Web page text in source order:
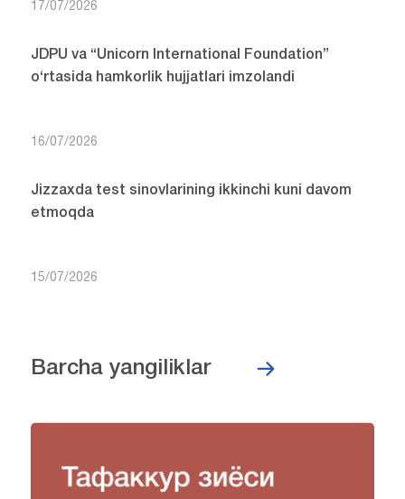
17/07/2026
JDPU va “Unicorn International Foundation”
o‘rtasida hamkorlik hujjatlari imzolandi
16/07/2026
Jizzaxda test sinovlarining ikkinchi kuni davom
etmoqda
15/07/2026
Barcha yangiliklar